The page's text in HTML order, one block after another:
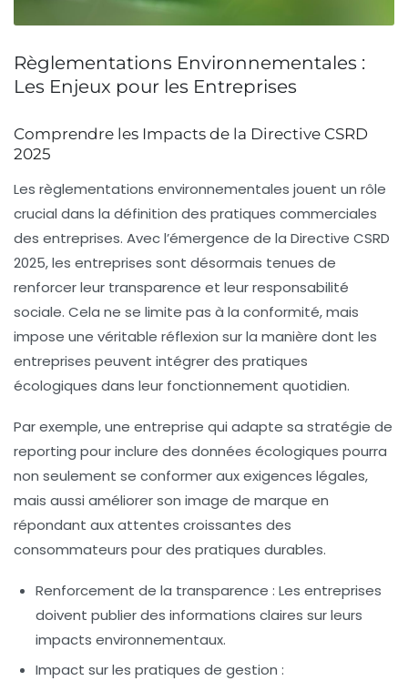
Règlementations Environnementales :
Les Enjeux pour les Entreprises
Comprendre les Impacts de la Directive CSRD
2025
Les règlementations environnementales jouent un rôle
crucial dans la définition des pratiques commerciales
des entreprises. Avec l’émergence de la Directive CSRD
2025, les entreprises sont désormais tenues de
renforcer leur transparence et leurresponsabilité
sociale. Cela ne se limite pas à la conformité, mais
impose une véritable réflexion sur la manière dont les
entreprises peuvent intégrer des pratiques
écologiques dans leur fonctionnement quotidien.
Par exemple, une entreprise qui adapte sa stratégie de
reporting pour inclure des données écologiques pourra
non seulement se conformer aux exigences légales,
mais aussi améliorer son image de marque en
répondant aux attentes croissantes des
consommateurs pour des pratiques durables.
Renforcement de la transparence : Les entreprises
doivent publier des informations claires sur leurs
impacts environnementaux.
Impact sur les pratiques de gestion :